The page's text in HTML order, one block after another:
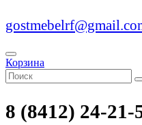
Корзина
8 (8412) 24-21-